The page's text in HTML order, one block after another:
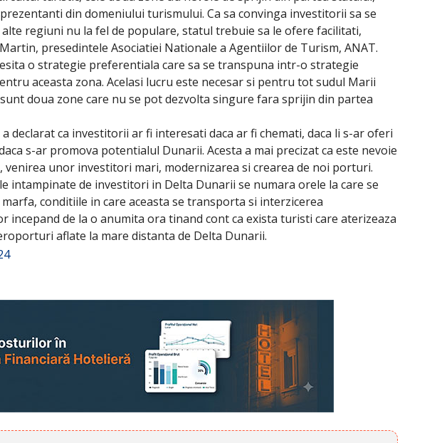
din domeniului turismului. Ca sa convinga investitorii sa se
regiuni nu la fel de populare, statul trebuie sa le ofere facilitati,
presedintele Asociatiei Nationale a Agentiilor de Turism, ANAT.
o strategie preferentiala care sa se transpuna intr-o strategie
aceasta zona. Acelasi lucru este necesar si pentru tot sudul Marii
doua zone care nu se pot dezvolta singure fara sprijin din partea
declarat ca investitorii ar fi interesati daca ar fi chemati, daca li s-ar oferi
s-ar promova potentialul Dunarii. Acesta a mai precizat ca este nevoie
venirea unor investitori mari, modernizarea si crearea de noi porturi.
intampinate de investitori in Delta Dunarii se numara orele la care se
conditiile in care aceasta se transporta si interzicerea
incepand de la o anumita ora tinand cont ca exista turisti care aterizeaza
aflate la mare distanta de Delta Dunarii.